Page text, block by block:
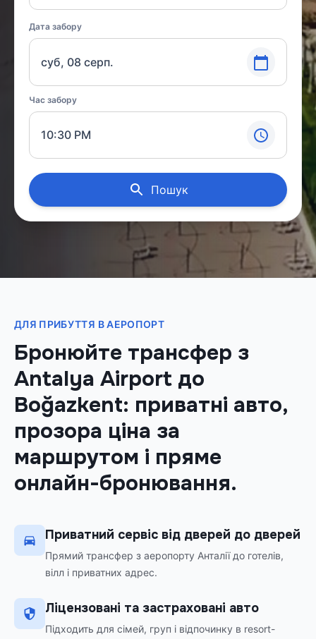
Дата забору
суб, 08 серп.
Час забору
10:30 PM
Пошук
ДЛЯ ПРИБУТТЯ В АЕРОПОРТ
Бронюйте трансфер з
Antalya Airport до
Boğazkent: приватні авто,
прозора ціна за
маршрутом і пряме
онлайн-бронювання.
Приватний сервіс від дверей до дверей
Прямий трансфер з аеропорту Анталії до готелів,
вілл і приватних адрес.
Ліцензовані та застраховані авто
Підходить для сімей, груп і відпочинку в resort-